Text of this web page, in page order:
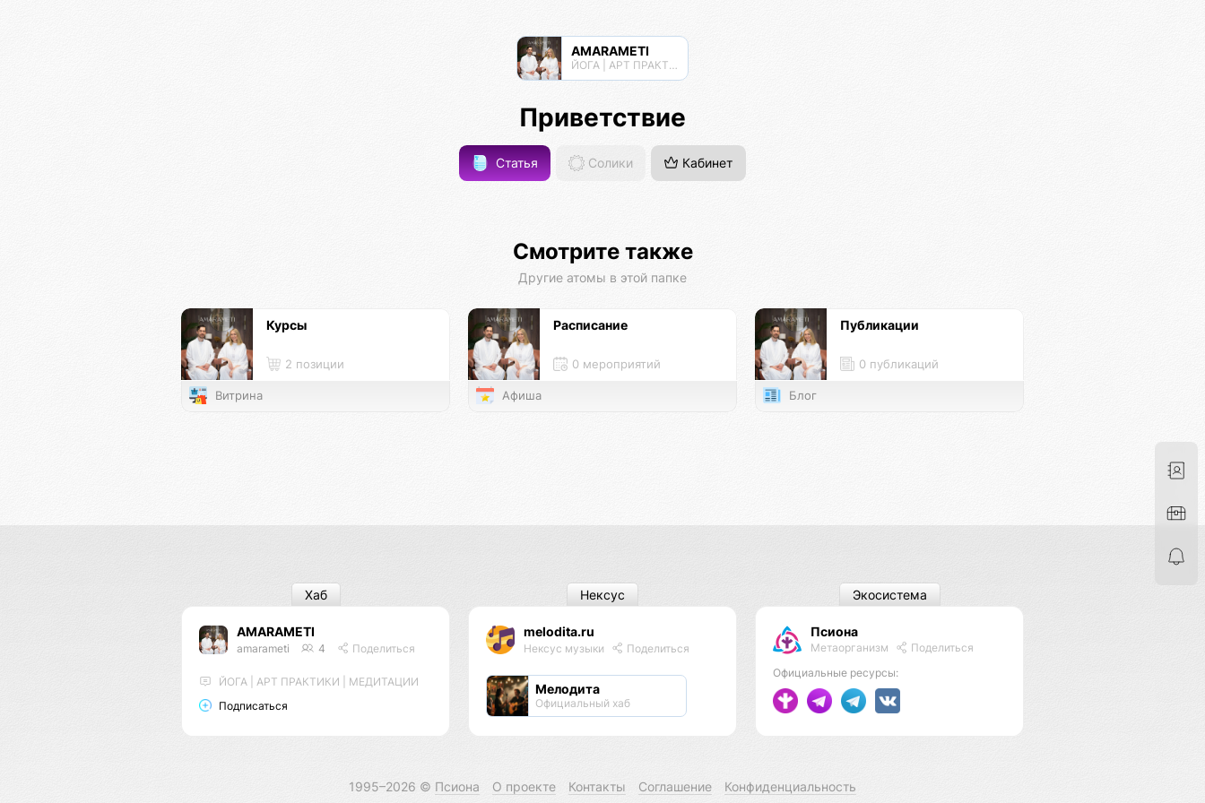
AMARAMETI
ЙОГА | АРТ ПРАКТИКИ | МЕДИТАЦИИ
Приветствие
Статья Солики Кабинет
Смотрите также
Другие атомы в этой папке
Курсы
2 позиции
Витрина
Расписание
0 мероприятий
Афиша
Публикации
0 публикаций
Блог
AMARAMETI
amarameti 4 Поделиться
ЙОГА | АРТ ПРАКТИКИ | МЕДИТАЦИИ
Подписаться
Хаб
melodita.ru
Нексус музыки Поделиться
Мелодита
Официальный хаб
Нексус
Псиона
Метаорганизм
Поделиться
Официальные ресурсы:
Экосистема
1995–2026 © Псиона О проекте Контакты Соглашение Конфиденциальность